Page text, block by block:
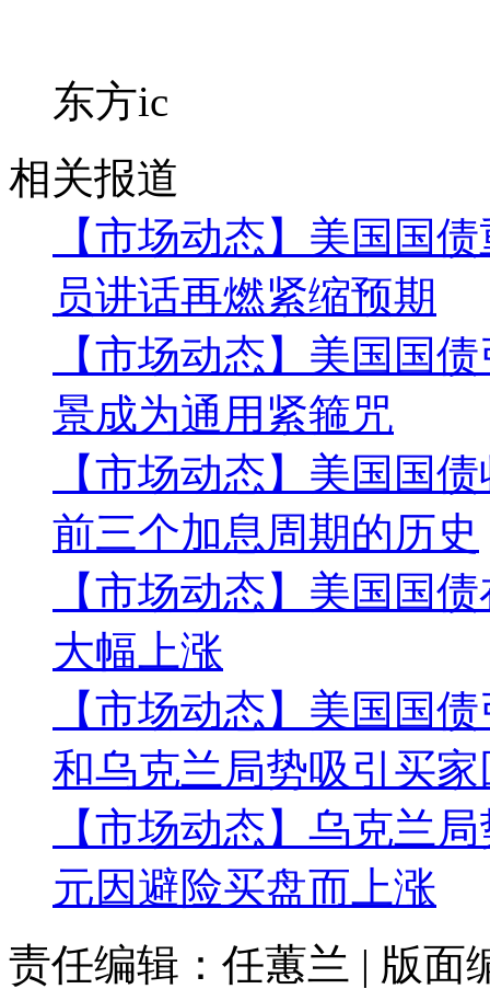
东方ic
相关报道
【市场动态】美国国
员讲话再燃紧缩预期
【市场动态】美国国
景成为通用紧箍咒
【市场动态】美国国
前三个加息周期的历史
【市场动态】美国国
大幅上涨
【市场动态】美国国
和乌克兰局势吸引买家
【市场动态】乌克兰
元因避险买盘而上涨
责任编辑：任蕙兰 | 版面